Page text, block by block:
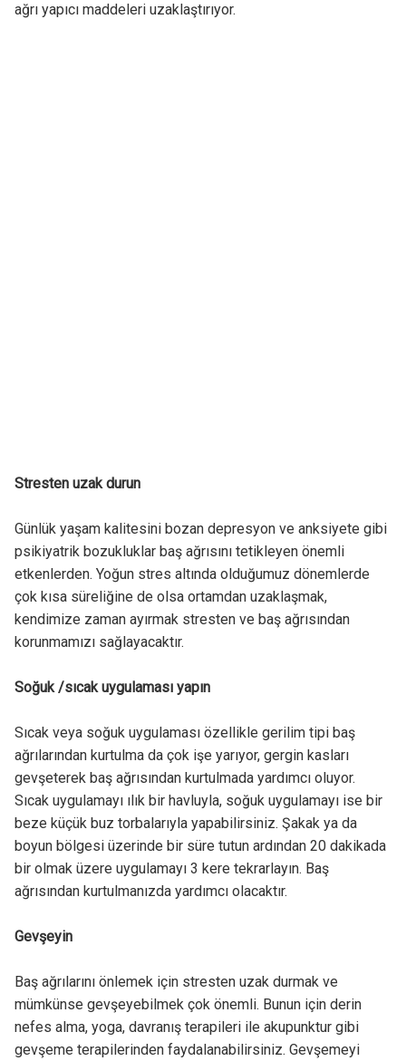
ağrı yapıcı maddeleri uzaklaştırıyor.
Stresten uzak durun
Günlük yaşam kalitesini bozan depresyon ve anksiyete gibi
psikiyatrik bozukluklar baş ağrısını tetikleyen önemli
etkenlerden. Yoğun stres altında olduğumuz dönemlerde
çok kısa süreliğine de olsa ortamdan uzaklaşmak,
kendimize zaman ayırmak stresten ve baş ağrısından
korunmamızı sağlayacaktır.
Soğuk /sıcak uygulaması yapın
Sıcak veya soğuk uygulaması özellikle gerilim tipi baş
ağrılarından kurtulma da çok işe yarıyor, gergin kasları
gevşeterek baş ağrısından kurtulmada yardımcı oluyor.
Sıcak uygulamayı ılık bir havluyla, soğuk uygulamayı ise bir
beze küçük buz torbalarıyla yapabilirsiniz. Şakak ya da
boyun bölgesi üzerinde bir süre tutun ardından 20 dakikada
bir olmak üzere uygulamayı 3 kere tekrarlayın. Baş
ağrısından kurtulmanızda yardımcı olacaktır.
Gevşeyin
Baş ağrılarını önlemek için stresten uzak durmak ve
mümkünse gevşeyebilmek çok önemli. Bunun için derin
nefes alma, yoga, davranış terapileri ile akupunktur gibi
gevşeme terapilerinden faydalanabilirsiniz. Gevşemeyi